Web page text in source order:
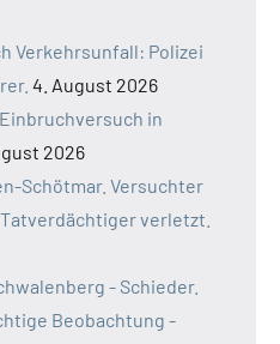
Verkehrsunfall: Polizei
4. August 2026
in
2026
Schötmar. Versuchter
verletzt.
- Schieder.
Beobachtung -